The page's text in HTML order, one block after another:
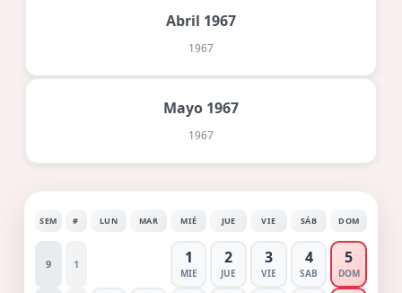
Abril 1967
1967
Mayo 1967
1967
SEM # LUN MAR MIÉ JUE VIE SÁB DOM
9 1 1
MIE
2
JUE
3
VIE
4
SAB
5
DOM